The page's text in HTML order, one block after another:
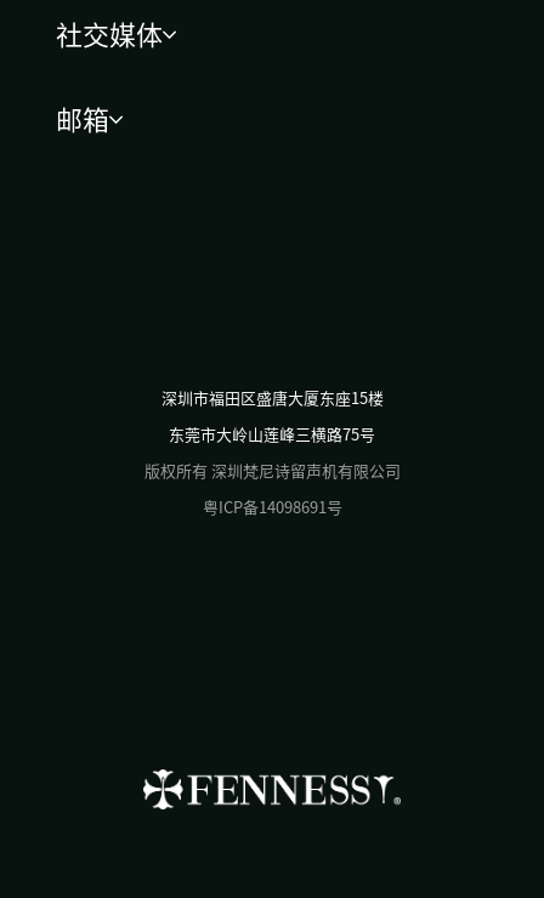
社交媒体
邮箱
深圳市福田区盛唐大厦东座15楼
东莞市大岭山莲峰三横路75号
版权所有 深圳梵尼诗留声机有限公司
粤ICP备14098691号